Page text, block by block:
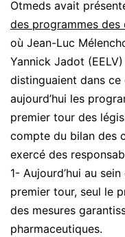
Otmeds avait
des programmes des
où Jean-Luc
Yannick Jadot
distinguaient dans ce
aujourd’hui les
premier tour des
compte du bilan des
exercé des
1- Aujourd’hui au
premier tour, seul le
des mesures
pharmaceutiques.